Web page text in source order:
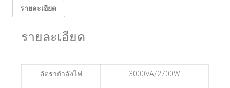
รายละเอียด
รายละเอียด
อัตรากำลังไฟ 3000VA/2700W